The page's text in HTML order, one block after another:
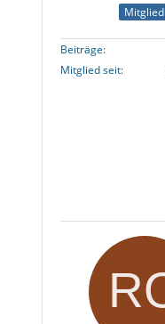
Mitglied
Beiträge
Mitglied seit